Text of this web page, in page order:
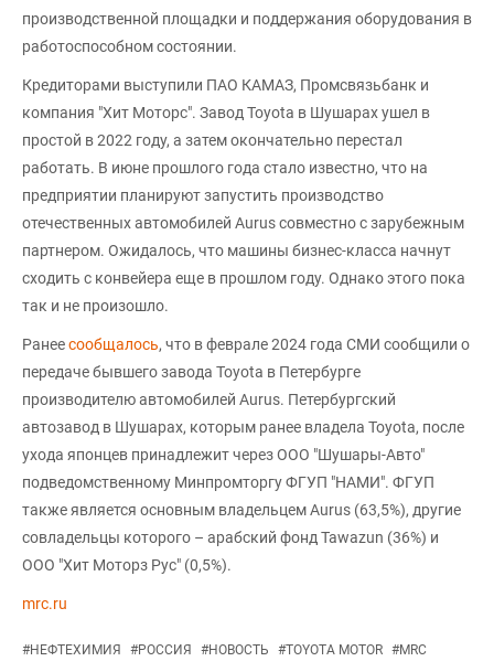
производственной площадки и поддержания оборудования в
работоспособном состоянии.
Кредиторами выступили ПАО КАМАЗ, Промсвязьбанк и
компания "Хит Моторс". Завод Toyota в Шушарах ушел в
простой в 2022 году, а затем окончательно перестал
работать. В июне прошлого года стало известно, что на
предприятии планируют запустить производство
отечественных автомобилей Aurus совместно с зарубежным
партнером. Ожидалось, что машины бизнес-класса начнут
сходить с конвейера еще в прошлом году. Однако этого пока
так и не произошло.
Ранеесообщалось, что в феврале 2024 года СМИ сообщили о
передаче бывшего завода Toyota в Петербурге
производителю автомобилей Aurus. Петербургский
автозавод в Шушарах, которым ранее владела Toyota, после
ухода японцев принадлежит через ООО "Шушары-Авто"
подведомственному Минпромторгу ФГУП "НАМИ". ФГУП
также является основным владельцем Aurus (63,5%), другие
совладельцы которого – арабский фонд Tawazun (36%) и
ООО "Хит Моторз Рус" (0,5%).
mrc.ru
#НЕФТЕХИМИЯ #РОССИЯ #НОВОСТЬ #TOYOTA MOTOR #MRC